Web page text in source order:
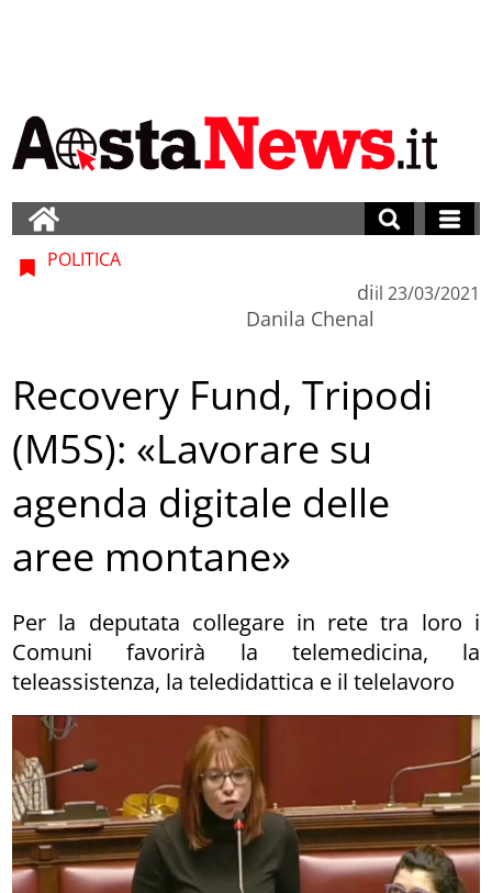
POLITICA
di
Danila Chenal
il 23/03/2021
Recovery Fund, Tripodi
(M5S): «Lavorare su
agenda digitale delle
aree montane»
Per la deputata collegare in rete tra loro i
Comuni favorirà la telemedicina, la
teleassistenza, la teledidattica e il telelavoro